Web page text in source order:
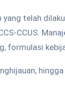
yang telah
CCUS.
formulasi